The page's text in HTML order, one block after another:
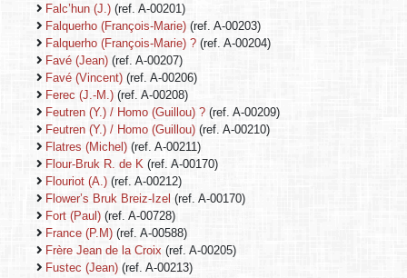
Falc’hun (J.) (ref. A-00201)
Falquerho (François-Marie) (ref. A-00203)
Falquerho (François-Marie) ? (ref. A-00204)
Favé (Jean) (ref. A-00207)
Favé (Vincent) (ref. A-00206)
Ferec (J.-M.) (ref. A-00208)
Feutren (Y.) / Homo (Guillou) ? (ref. A-00209)
Feutren (Y.) / Homo (Guillou) (ref. A-00210)
Flatres (Michel) (ref. A-00211)
Flour-Bruk R. de K (ref. A-00170)
Flouriot (A.) (ref. A-00212)
Flower’s Bruk Breiz-Izel (ref. A-00170)
Fort (Paul) (ref. A-00728)
France (P.M) (ref. A-00588)
Frère Jean de la Croix (ref. A-00205)
Fustec (Jean) (ref. A-00213)